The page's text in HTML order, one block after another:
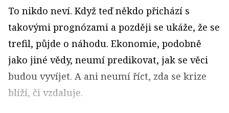
To nikdo neví. Když teď někdo přichází s
takovými prognózami a později se ukáže, že se
trefil, půjde o náhodu. Ekonomie, podobně
jako jiné vědy, neumí predikovat, jak se věci
budou vyvíjet. A ani neumí říct, zda se krize
blíží, či vzdaluje.